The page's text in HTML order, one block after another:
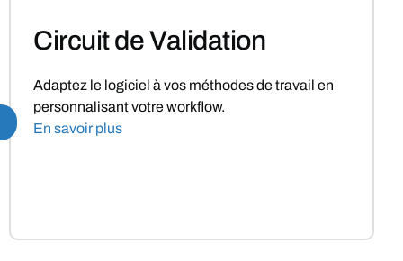
Circuit de Validation
Adaptez le logiciel à vos méthodes de travail en
personnalisant votre workflow.
En savoir plus